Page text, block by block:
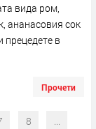
вида ром,
ананасовия сок
прецедете в
Прочети
8 ...